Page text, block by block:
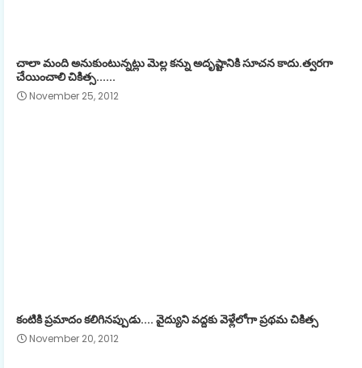
చాలా మంది అనుకుంటున్నట్లు మెల్ల కన్ను అదృష్టానికి సూచన కాదు.త్వరగా
చేయించాలి చికిత్స......
November 25, 2012
కంటికి ప్రమాదం కలిగినప్పుడు.... వైద్యుని వద్దకు వెళ్లేలోగా ప్రథమ చికిత్స
November 20, 2012